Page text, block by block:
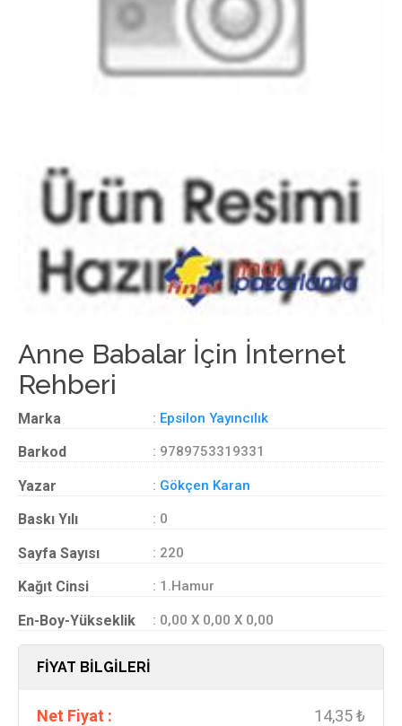
Anne Babalar İçin İnternet
Rehberi
Marka : Epsilon Yayıncılık
Barkod : 9789753319331
Yazar : Gökçen Karan
Baskı Yılı : 0
Sayfa Sayısı : 220
Kağıt Cinsi : 1.Hamur
En-Boy-Yükseklik : 0,00 X 0,00 X 0,00
FİYAT BİLGİLERİ
Net Fiyat :
14,35 ₺